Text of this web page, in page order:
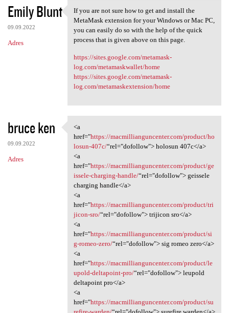
Emily Blunt
09.09.2022
Adres
If you are not sure how to
If you are not sure how to get and install the
MetaMask extension for your Windows or Mac PC,
you can easily do so with the help of the quick
process that is given above on this page.
https://sites.google.com/metamask-
log.com/metamaskwallet/home
https://sites.google.com/metamask-
log.com/metamaskextension/home
bruce ken
09.09.2022
Adres
<a href="https:/
<a
href="https://macmillianguncenter.com/product/ho
losun-407c/“rel="dofollow"> holosun 407c</a>
<a
href="https://macmillianguncenter.com/product/ge
issele-charging-handle/“rel="dofollow"> geissele
charging handle</a>
<a
href="https://macmillianguncenter.com/product/tri
jicon-sro/“rel="dofollow"> trijicon sro</a>
<a
href="https://macmillianguncenter.com/product/si
g-romeo-zero/“rel="dofollow"> sig romeo zero</a>
<a
href="https://macmillianguncenter.com/product/le
upold-deltapoint-pro/“rel="dofollow"> leupold
deltapoint pro</a>
<a
href="https://macmillianguncenter.com/product/su